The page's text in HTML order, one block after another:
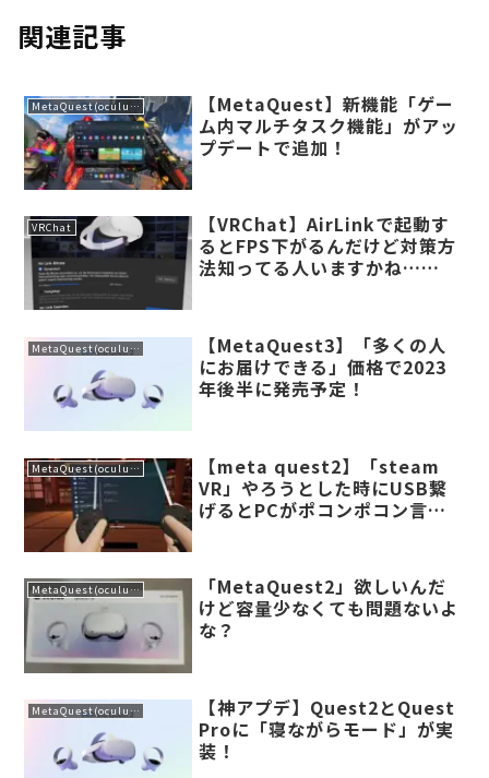
関連記事
MetaQuest(oculus)
【MetaQuest】新機能「ゲー
ム内マルチタスク機能」がアッ
プデートで追加！
VRChat
【VRChat】AirLinkで起動す
るとFPS下がるんだけど対策方
法知ってる人いますかね……
MetaQuest(oculus)
【MetaQuest3】「多くの人
にお届けできる」価格で2023
年後半に発売予定！
MetaQuest(oculus)
【meta quest2】「steam
VR」やろうとした時にUSB繋
げるとPCがポコンポコン言い
MetaQuest(oculus)
「MetaQuest2」欲しいんだ
けど容量少なくても問題ないよ
な？
MetaQuest(oculus)
【神アプデ】Quest2とQuest
Proに「寝ながらモード」が実
装！